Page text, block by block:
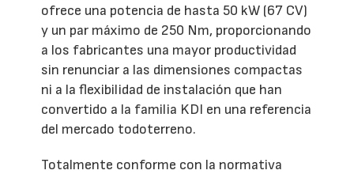
ofrece una potencia de hasta 50 kW (67 CV)
y un par máximo de 250 Nm, proporcionando
a los fabricantes una mayor productividad
sin renunciar a las dimensiones compactas
ni a la flexibilidad de instalación que han
convertido a la familia KDI en una referencia
del mercado todoterreno.
Totalmente conforme con la normativa